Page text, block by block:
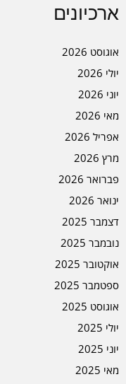
ארכיונים
אוגוסט 2026
יולי 2026
יוני 2026
מאי 2026
אפריל 2026
מרץ 2026
פברואר 2026
ינואר 2026
דצמבר 2025
נובמבר 2025
אוקטובר 2025
ספטמבר 2025
אוגוסט 2025
יולי 2025
יוני 2025
מאי 2025